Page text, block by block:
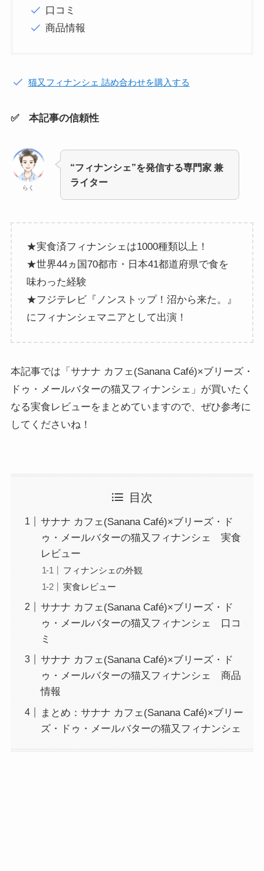
口コミ
商品情報
猫又フィナンシェ 詰め合わせを購入する
✅ 本記事の信頼性
らく
“フィナンシェ”を発信する専門家 兼
ライター
★実食済フィナンシェは1000種類以上！
★世界44ヵ国70都市・日本41都道府県で食を
味わった経験
★フジテレビ『ノンストップ！沼から来た。』
にフィナンシェマニアとして出演！
本記事では「サナナ カフェ(Sanana Café)×ブリーズ・
ドゥ・メールバターの猫又フィナンシェ」が買いたく
なる実食レビューをまとめていますので、ぜひ参考に
してくださいね！
目次
サナナ カフェ(Sanana Café)×ブリーズ・ド
ゥ・メールバターの猫又フィナンシェ 実食
レビュー
フィナンシェの外観
実食レビュー
サナナ カフェ(Sanana Café)×ブリーズ・ド
ゥ・メールバターの猫又フィナンシェ 口コ
ミ
サナナ カフェ(Sanana Café)×ブリーズ・ド
ゥ・メールバターの猫又フィナンシェ 商品
情報
まとめ：サナナ カフェ(Sanana Café)×ブリー
ズ・ドゥ・メールバターの猫又フィナンシェ